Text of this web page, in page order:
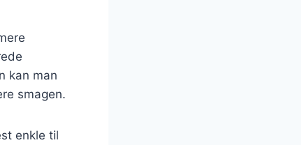
kan man
smagen.
enkle til